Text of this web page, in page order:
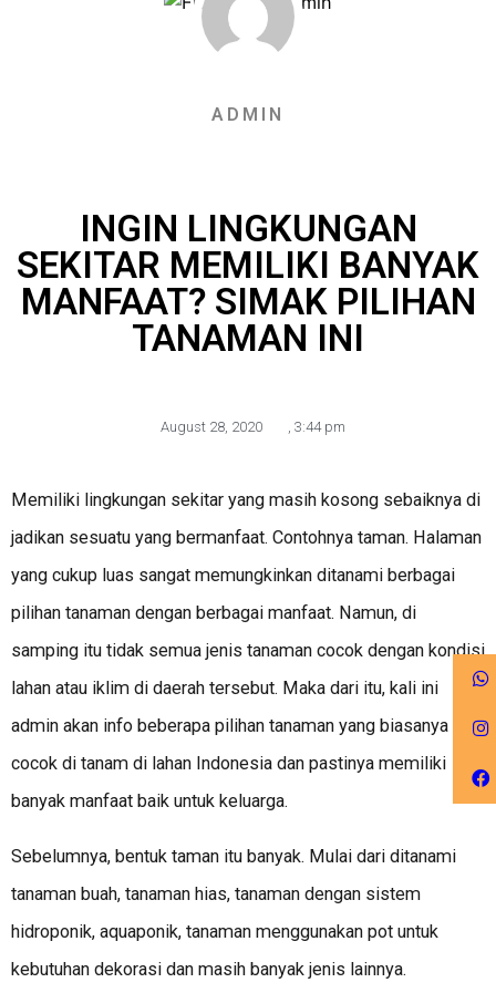
ADMIN
INGIN LINGKUNGAN
SEKITAR MEMILIKI BANYAK
MANFAAT? SIMAK PILIHAN
TANAMAN INI
August 28, 2020 3:44 pm
Memiliki lingkungan sekitar yang masih kosong sebaiknya di
jadikan sesuatu yang bermanfaat. Contohnya taman. Halaman
yang cukup luas sangat memungkinkan ditanami berbagai
pilihan tanaman dengan berbagai manfaat. Namun, di
samping itu tidak semua jenis tanaman cocok dengan kondisi
lahan atau iklim di daerah tersebut. Maka dari itu, kali ini
admin akan info beberapa pilihan tanaman yang biasanya
cocok di tanam di lahan Indonesia dan pastinya memiliki
banyak manfaat baik untuk keluarga.
Sebelumnya, bentuk taman itu banyak. Mulai dari ditanami
tanaman buah, tanaman hias, tanaman dengan sistem
hidroponik, aquaponik, tanaman menggunakan pot untuk
kebutuhan dekorasi dan masih banyak jenis lainnya.